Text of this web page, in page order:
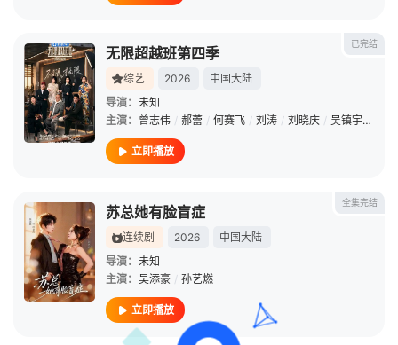
已完结
无限超越班第四季
综艺 2026
中国大陆
导演： 未知
主演： 曾志伟 / 郝蕾 / 何赛飞 / 刘涛 / 刘晓庆 / 吴镇宇 /
立即播放
全集完结
苏总她有脸盲症
连续剧 2026
中国大陆
导演： 未知
主演： 吴添豪 / 孙艺燃
立即播放